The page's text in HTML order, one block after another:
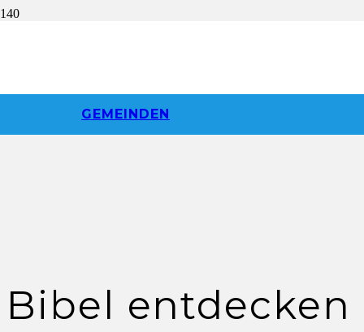
GEMEINDEN
Bibel entdecken